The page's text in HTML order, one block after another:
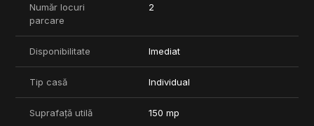
Număr locuri
parcare
2
Disponibilitate Imediat
Tip casă Individual
Suprafață utilă 150 mp